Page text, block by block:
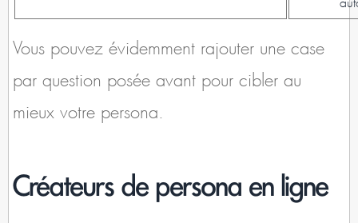
Vous pouvez évidemment rajouter une case
par question posée avant pour cibler au
mieux votre persona.
Créateurs de persona en ligne